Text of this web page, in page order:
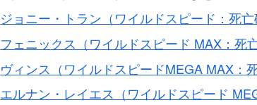
ジョニー・トラン（ワイルドスピード：死亡
フェニックス（ワイルドスピード MAX：死
ヴィンス（ワイルドスピードMEGA MAX：
エルナン・レイエス（ワイルドスピード